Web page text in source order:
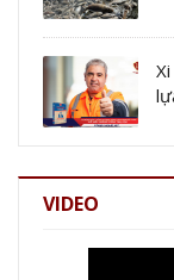
VIDEO